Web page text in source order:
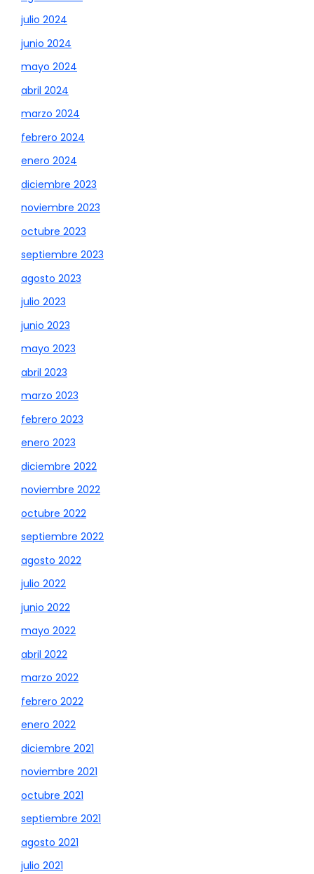
julio 2024
junio 2024
mayo 2024
abril 2024
marzo 2024
febrero 2024
enero 2024
diciembre 2023
noviembre 2023
octubre 2023
septiembre 2023
agosto 2023
julio 2023
junio 2023
mayo 2023
abril 2023
marzo 2023
febrero 2023
enero 2023
diciembre 2022
noviembre 2022
octubre 2022
septiembre 2022
agosto 2022
julio 2022
junio 2022
mayo 2022
abril 2022
marzo 2022
febrero 2022
enero 2022
diciembre 2021
noviembre 2021
octubre 2021
septiembre 2021
agosto 2021
julio 2021